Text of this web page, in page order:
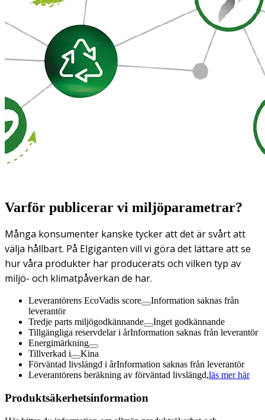
Varför publicerar vi miljöparametrar?
Många konsumenter kanske tycker att det är svårt att
välja hållbart. På Elgiganten vill vi göra det lättare att se
hur våra produkter har producerats och vilken typ av
miljö- och klimatpåverkan de har.
Leverantörens EcoVadis score
Information saknas från
leverantör
Tredje parts miljögodkännande
Inget godkännande
Tillgängliga reservdelar i årInformation saknas från leverantör
Energimärkning
Tillverkad i
Kina
Förväntad livslängd i årInformation saknas från leverantör
Leverantörens beräkning av förväntad livslängd,läs mer här
Produktsäkerhetsinformation